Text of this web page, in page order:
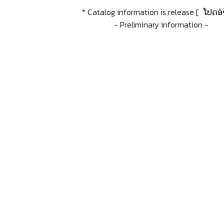
* Catalog information is release [ ໂປດ
- Preliminary information -